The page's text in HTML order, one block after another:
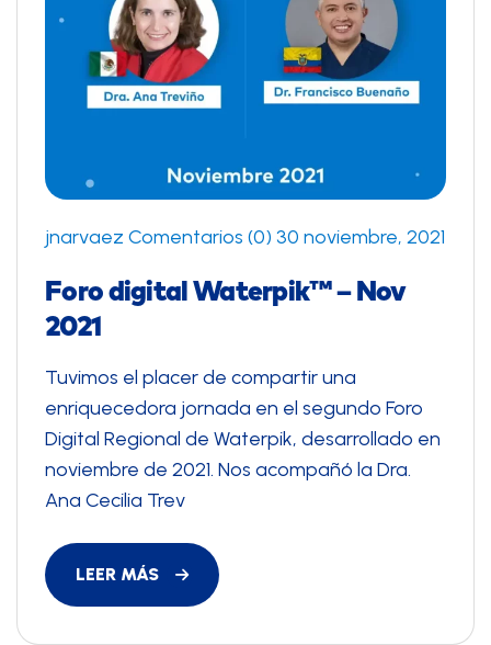
jnarvaez Comentarios (0) 30 noviembre, 2021
Foro digital Waterpik™ – Nov
2021
Tuvimos el placer de compartir una
enriquecedora jornada en el segundo Foro
Digital Regional de Waterpik, desarrollado en
noviembre de 2021. Nos acompañó la Dra.
Ana Cecilia Trev
LEER MÁS